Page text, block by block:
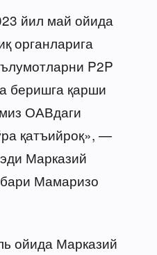
йил май ойида
органларига
P2P
беришга қарши
ОАВдаги
қатъийроқ», —
Марказий
Мамаризо
ойида Марказий